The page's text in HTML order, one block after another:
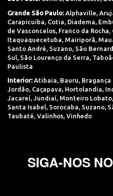
Grande São Paulo: Alphaville
Carapicuiba Cotia Diadema
de Vasconcelos Franco da Rocha
Itaquaquecetuba Mairiporã
Santo André Suzano São
Sul São Lourenço da Serra
Paulista
Interior: Atibaia, Bauru, Bragança
Jordão, Caçapava, Hortolandia,
Jacareí, Jundiaí, Monteiro Lobato,
Santa Isabel, Sorocaba, Suzano,
Taubaté, Valinhos, Vinhedo
SIGA-NOS